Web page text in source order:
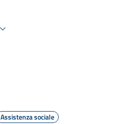
Assistenza sociale